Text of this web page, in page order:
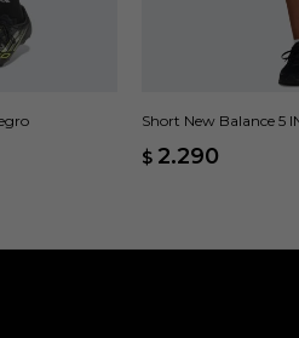
Short New Balance 5
$ 2.290